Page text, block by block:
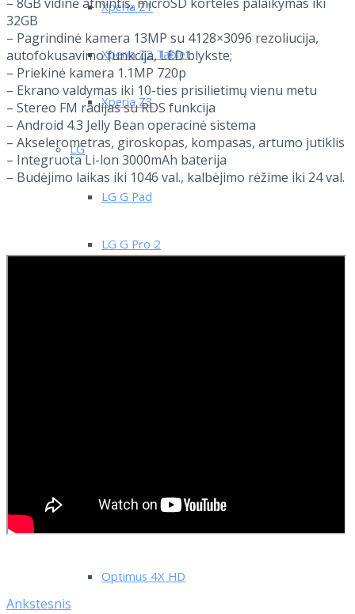
Xperia Z1
Xperia Z2 Tablet
Xperia Z3
LG
LG G Pad
LG G Pro 2
LG Tribute
Optimus 4X HD
32GB
– Pagrindinė kamera 13MP su 4128×3096 rezoliucija,
autofokusavimo funkcija, LED blykste;
– Priekinė kamera 1.1MP 720p
– Ekrano valdymas iki 10-ties prisilietimų vienu metu
– Stereo FM radijas su RDS funkcija
– Android 4.3 Jelly Bean operacinė sistema
– Akselerometras, giroskopas, kompasas, artumo jutiklis
– Integruota Li-lon 3000mAh baterija
– Budėjimo laikas iki 1046 val., kalbėjimo rėžime iki 24 val.
Ankstesnis